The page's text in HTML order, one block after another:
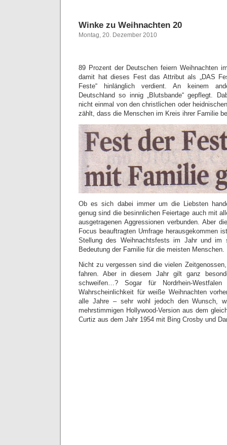
Winke zu Weihnachten 20
Montag, 20. Dezember 2010
89 Prozent der Deutschen feiern Weihnachten
damit hat dieses Fest das Attribut als „DAS
Feste“ hinlänglich verdient. An keinem
Deutschland so innig „Blutsbande“ gepflegt.
nicht einmal von den christlichen oder
zählt, dass die Menschen im Kreis ihrer Familie
Ob es sich dabei immer um die Liebsten
genug sind die besinnlichen Feiertage auch mit
ausgetragenen Aggressionen verbunden. Aber
Focus beauftragten Umfrage herausgekommen
Stellung des Weihnachtsfests im Jahr und im
Bedeutung der Familie für die meisten Menschen.
Nicht zu vergessen sind die vielen
fahren. Aber in diesem Jahr gilt ganz
schweifen…? Sogar für Nordrhein-
Wahrscheinlichkeit für weiße Weihnachten
alle Jahre – sehr wohl jedoch den Wunsch,
mehrstimmigen Hollywood-Version aus dem
Curtiz aus dem Jahr 1954 mit Bing Crosby und